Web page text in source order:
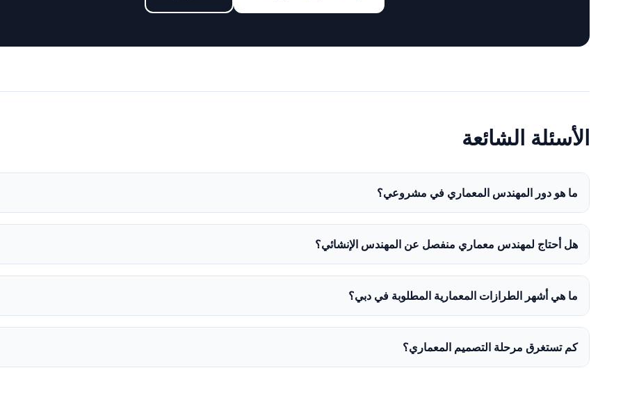
الأسئلة الشائعة
ما هو دور المهندس المعماري في مشروعي؟
هل أحتاج لمهندس معماري منفصل عن المهندس الإنشائي؟
ما هي أشهر الطرازات المعمارية المطلوبة في دبي؟
كم تستغرق مرحلة التصميم المعماري؟